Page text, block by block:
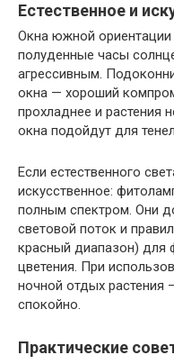
Естественное и
Окна южной
полуденные часы
агрессивным.
окна — хороший
прохладнее и растения
окна подойдут для
Если естественного
искусственное:
полным спектром. Они
световой поток и
красный диапазон) для
цветения. При
ночной отдых растения
спокойно.
Практические